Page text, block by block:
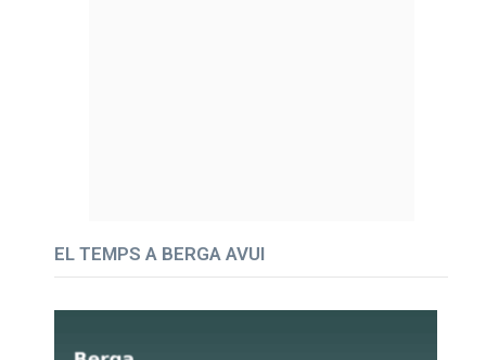
EL TEMPS A BERGA AVUI